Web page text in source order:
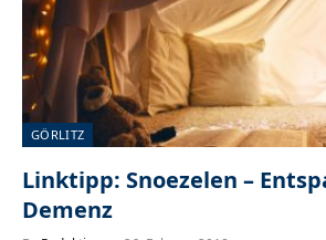
GÖRLITZ
Linktipp: Snoezelen –
Demenz